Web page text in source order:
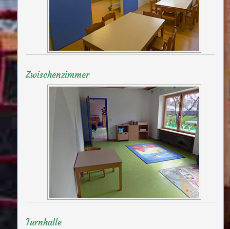
Zwischenzimmer
Turnhalle